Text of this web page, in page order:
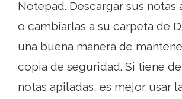
Notepad. Descargar sus notas
o cambiarlas a su carpeta de
una buena manera de
copia de seguridad. Si tiene
notas apiladas, es mejor usar